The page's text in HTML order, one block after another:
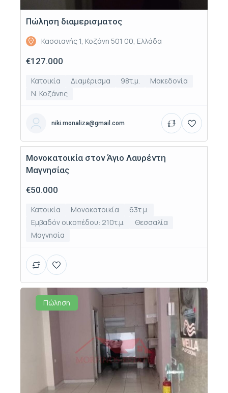
Πώληση διαμερισματος
Κασσιανής 1, Κοζάνη 501 00, Ελλάδα
€127.000
Κατοικία Διαμέρισμα 98τ.μ.
Μακεδονία
Ν. Κοζάνης
niki.monaliza@gmail.com
Πώληση
Μονοκατοικία στον Άγιο Λαυρέντη
Μαγνησίας
€50.000
Κατοικία Μονοκατοικία
63τ.μ.
Εμβαδόν οικοπέδου: 210τ.μ.
Θεσσαλία
Μαγνησία
Πώληση